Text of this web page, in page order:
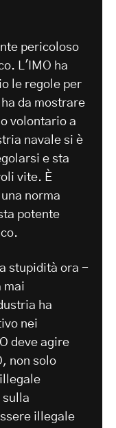
pericoloso
L'IMO ha
le regole per
da mostrare
volontario a
navale si è
e sta
vite. È
norma
potente
stupidità ora -
mai
ha
nei
deve agire
non solo
sulla
illegale